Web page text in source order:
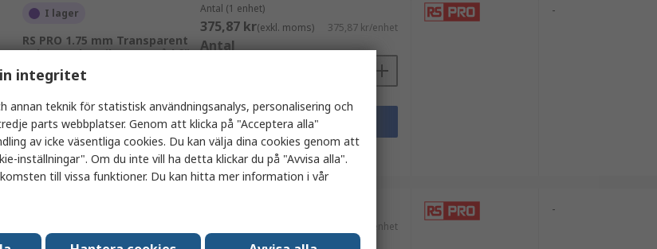
I lager
RS PRO 1.75 mm Transparent
Polypropylen Filamenttråd för
3D-skrivare, 500 g
Antal (1 enhet)
375,87 kr(exkl. moms) 375,87 kr/enhet
Antal
Lägg i korgen
Datablad
-
RS PRO 1.75 mm Vit PLA
430,05 kr/enhet
Antal
-
integritet
annan teknik för statistisk användningsanalys, personalisering och
parts webbplatser. Genom att klicka på "Acceptera alla"
av icke väsentliga cookies. Du kan välja dina cookies genom att
inställningar". Om du inte vill ha detta klickar du på "Avvisa alla".
till vissa funktioner. Du kan hitta mer information i vår